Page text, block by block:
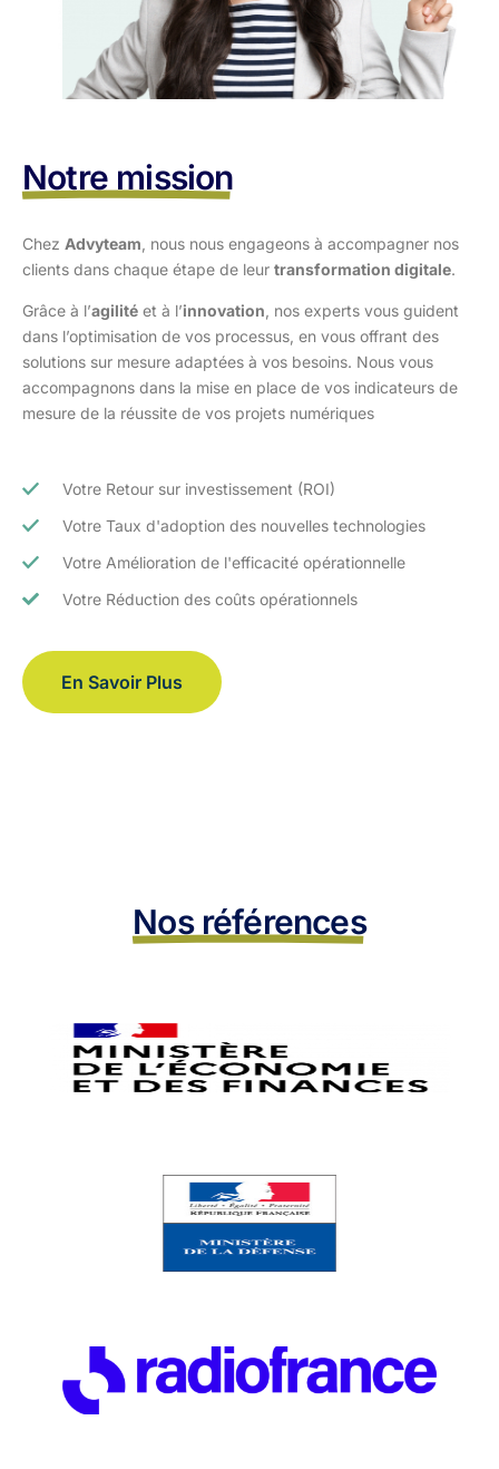
Notre mission
Chez Advyteam , nous nous engageons à accompagner nos
clients dans chaque étape de leur transformation digitale.
Grâce à l’agilité et à l’innovation , nos experts vous guident
dans l’optimisation de vos processus, en vous offrant des
solutions sur mesure adaptées à vos besoins. Nous vous
accompagnons dans la mise en place de vos indicateurs de
mesure de la réussite de vos projets numériques
Votre Retour sur investissement (ROI)
Votre Taux d'adoption des nouvelles technologies
Votre Amélioration de l'efficacité opérationnelle
Votre Réduction des coûts opérationnels
En Savoir Plus
Nos références